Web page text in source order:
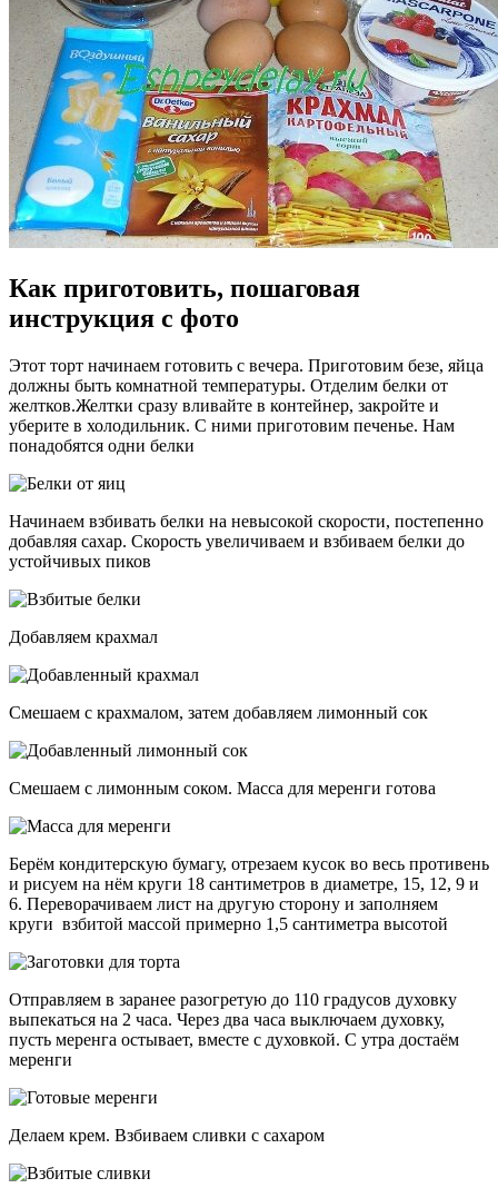
Как приготовить, пошаговая
инструкция с фото
Этот торт начинаем готовить с вечера. Приготовим безе, яйца
должны быть комнатной температуры. Отделим белки от
желтков.Желтки сразу вливайте в контейнер, закройте и
уберите в холодильник. С ними приготовим печенье. Нам
понадобятся одни белки
Начинаем взбивать белки на невысокой скорости, постепенно
добавляя сахар. Скорость увеличиваем и взбиваем белки до
устойчивых пиков
Добавляем крахмал
Смешаем с крахмалом, затем добавляем лимонный сок
Смешаем с лимонным соком. Масса для меренги готова
Берём кондитерскую бумагу, отрезаем кусок во весь противень
и рисуем на нём круги 18 сантиметров в диаметре, 15, 12, 9 и
6. Переворачиваем лист на другую сторону и заполняем
круги взбитой массой примерно 1,5 сантиметра высотой
Отправляем в заранее разогретую до 110 градусов духовку
выпекаться на 2 часа. Через два часа выключаем духовку,
пусть меренга остывает, вместе с духовкой. С утра достаём
меренги
Делаем крем. Взбиваем сливки с сахаром